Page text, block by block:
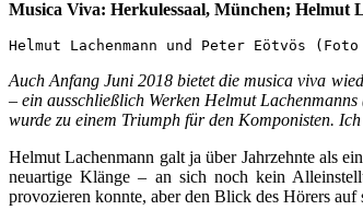
Musica Viva: Herkulessaal, München; Helmut
Helmut Lachenmann und Peter Eötvös
Auch Anfang Juni 2018 bietet die musica viva
– ein ausschließlich Werken Helmut
wurde zu einem Triumph für den Komponisten.
Helmut Lachenmann galt ja über Jahrzehnte als
neuartige Klänge – an sich noch kein
provozieren konnte, aber den Blick des Hörers